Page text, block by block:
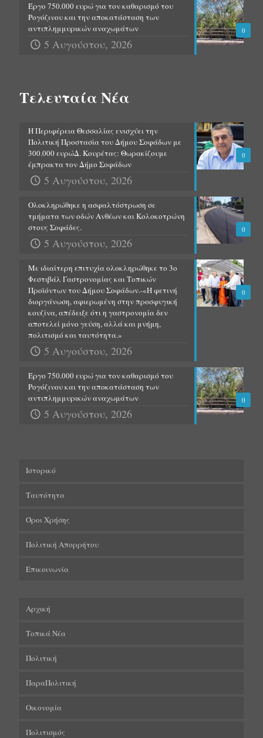
0
Έργο 750.000 ευρώ για τον καθαρισμό του
Ρογόζινου και την αποκατάσταση των
αντιπλημμυρικών αναχωμάτων
5 Αυγούστου, 2026
Τελευταία Νέα
0
Η Περιφέρεια Θεσσαλίας ενισχύει την
Πολιτική Προστασία του Δήμου Σοφάδων με
300.000 ευρώΔ. Κουρέτας: Θωρακίζουμε
έμπρακτα τον Δήμο Σοφάδων
5 Αυγούστου, 2026
0
Ολοκληρώθηκε η ασφαλτόστρωση σε
τμήματα των οδών Ανθέων και Κολοκοτρώνη
στους Σοφάδες.
5 Αυγούστου, 2026
0
Με ιδιαίτερη επιτυχία ολοκληρώθηκε το 3ο
Φεστιβάλ Γαστρονομίας και Τοπικών
Προϊόντων του Δήμου Σοφάδων.-«Η φετινή
διοργάνωση, αφιερωμένη στην προσφυγική
κουζίνα, απέδειξε ότι η γαστρονομία δεν
αποτελεί μόνο γεύση, αλλά και μνήμη,
πολιτισμό και ταυτότητα.»
5 Αυγούστου, 2026
0
Έργο 750.000 ευρώ για τον καθαρισμό του
Ρογόζινου και την αποκατάσταση των
αντιπλημμυρικών αναχωμάτων
5 Αυγούστου, 2026
Ιστορικό
Ταυτότητα
Όροι Χρήσης
Πολιτική Απορρήτου
Επικοινωνία
Αρχική
Τοπικά Νέα
Πολιτική
ΠαραΠολιτική
Οικονομία
Πολιτισμός